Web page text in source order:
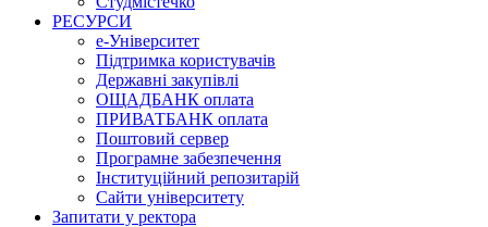
РЕСУРСИ
е-Університет
Підтримка користувачів
Державні закупівлі
ОЩАДБАНК оплата
ПРИВАТБАНК оплата
Поштовий сервер
Програмне забезпечення
Інституційний репозитарій
Сайти університету
Запитати у ректора